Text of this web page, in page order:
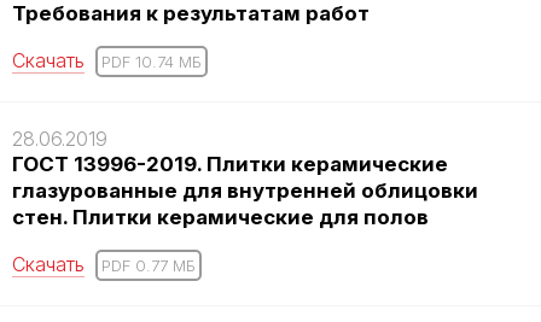
Требования к результатам работ
Скачать
PDF 10.74 MБ
28.06.2019
ГОСТ 13996-2019. Плитки керамические
глазурованные для внутренней облицовки
стен. Плитки керамические для полов
Скачать
PDF 0.77 MБ